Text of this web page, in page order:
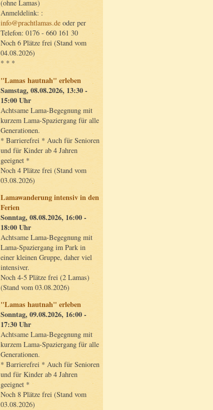
(ohne Lamas)
Anmeldelink: :
info@prachtlamas.de oder per
Telefon: 0176 - 660 161 30
Noch 6 Plätze frei (Stand vom
04.08.2026)
* * *
"Lamas hautnah" erleben
Samstag, 08.08.2026, 13:30 -
15:00 Uhr
Achtsame Lama-Begegnung mit
kurzem Lama-Spaziergang für alle
Generationen.
* Barrierefrei * Auch für Senioren
und für Kinder ab 4 Jahren
geeignet *
Noch 4 Plätze frei (Stand vom
03.08.2026)
Lamawanderung intensiv in den
Ferien
Sonntag, 08.08.2026, 16:00 -
18:00 Uhr
Achtsame Lama-Begegnung mit
Lama-Spaziergang im Park in
einer kleinen Gruppe, daher viel
intensiver.
Noch 4-5 Plätze frei (2 Lamas)
(Stand vom 03.08.2026)
"Lamas hautnah" erleben
Sonntag, 09.08.2026, 16:00 -
17:30 Uhr
Achtsame Lama-Begegnung mit
kurzem Lama-Spaziergang für alle
Generationen.
* Barrierefrei * Auch für Senioren
und für Kinder ab 4 Jahren
geeignet *
Noch 8 Plätze frei (Stand vom
03.08.2026)